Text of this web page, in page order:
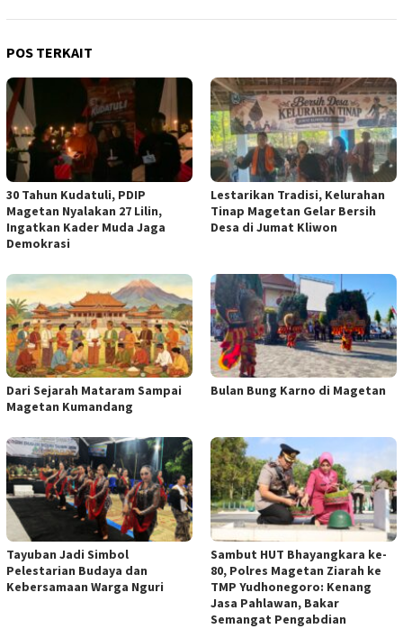
POS TERKAIT
30 Tahun Kudatuli, PDIP
Magetan Nyalakan 27 Lilin,
Ingatkan Kader Muda Jaga
Demokrasi
Lestarikan Tradisi, Kelurahan
Tinap Magetan Gelar Bersih
Desa di Jumat Kliwon
Dari Sejarah Mataram Sampai
Magetan Kumandang
Bulan Bung Karno di Magetan
Tayuban Jadi Simbol
Pelestarian Budaya dan
Kebersamaan Warga Nguri
Sambut HUT Bhayangkara ke-
80, Polres Magetan Ziarah ke
TMP Yudhonegoro: Kenang
Jasa Pahlawan, Bakar
Semangat Pengabdian